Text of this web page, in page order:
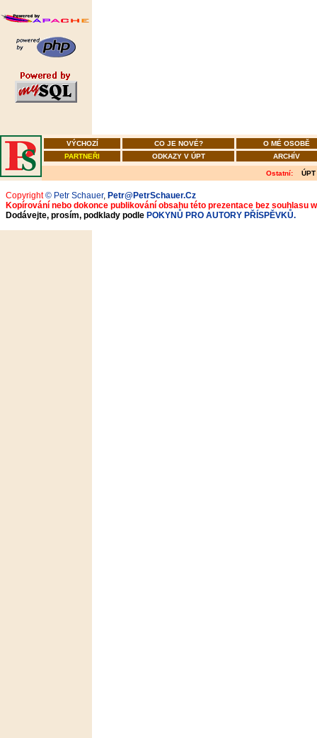
VÝCHOZÍ CO JE NOVÉ?
O MÉ OSOBĚ
PARTNEŘI
ODKAZY V ÚPT ARCHÍV
Ostatní: ÚPT
Copyright© Petr Schauer, Petr@PetrSchauer.Cz
Kopírování nebo dokonce publikování obsahu této prezentace bez souhlasu
Dodávejte, prosím, podklady podle POKYNŮ PRO AUTORY PŘÍSPĚVKŮ.